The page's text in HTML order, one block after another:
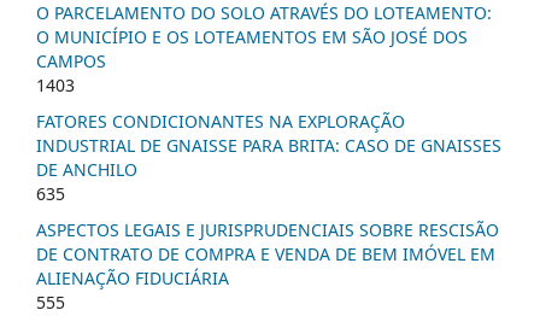
O PARCELAMENTO DO SOLO ATRAVÉS DO LOTEAMENTO:
O MUNICÍPIO E OS LOTEAMENTOS EM SÃO JOSÉ DOS
CAMPOS
1403
FATORES CONDICIONANTES NA EXPLORAÇÃO
INDUSTRIAL DE GNAISSE PARA BRITA: CASO DE GNAISSES
DE ANCHILO
635
ASPECTOS LEGAIS E JURISPRUDENCIAIS SOBRE RESCISÃO
DE CONTRATO DE COMPRA E VENDA DE BEM IMÓVEL EM
ALIENAÇÃO FIDUCIÁRIA
555